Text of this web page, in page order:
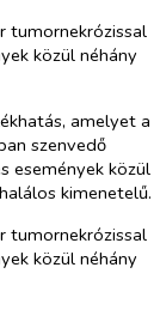
tumornekrózissal
közül néhány
amelyet a
szenvedő
események közül
kimenetelű.
tumornekrózissal
közül néhány